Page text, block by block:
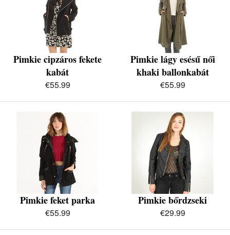
Pimkie cipzáros fekete
kabát
€55.99
Pimkie lágy esésű női
khaki ballonkabát
€55.99
Pimkie feket parka
€55.99
Pimkie bőrdzseki
€29.99